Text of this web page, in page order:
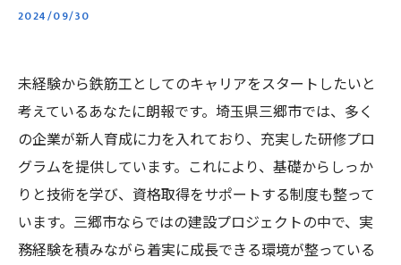
2024/09/30
未経験から鉄筋工としてのキャリアをスタートしたいと
考えているあなたに朗報です。埼玉県三郷市では、多く
の企業が新人育成に力を入れており、充実した研修プロ
グラムを提供しています。これにより、基礎からしっか
りと技術を学び、資格取得をサポートする制度も整って
います。三郷市ならではの建設プロジェクトの中で、実
務経験を積みながら着実に成長できる環境が整っている